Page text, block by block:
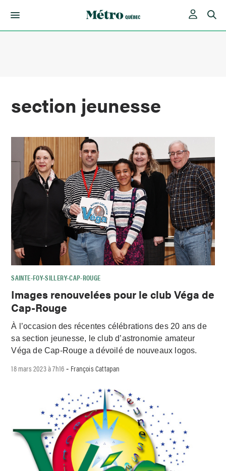
section jeunesse
SAINTE-FOY–SILLERY–CAP-ROUGE
Images renouvelées pour le club Véga de
Cap-Rouge
À l’occasion des récentes célébrations des 20 ans de
sa section jeunesse, le club d’astronomie amateur
Véga de Cap-Rouge a dévoilé de nouveaux logos.
18 mars 2023 à 7h16 - François Cattapan